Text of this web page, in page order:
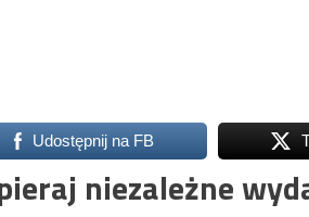
Udostępnij na FB
niezależne